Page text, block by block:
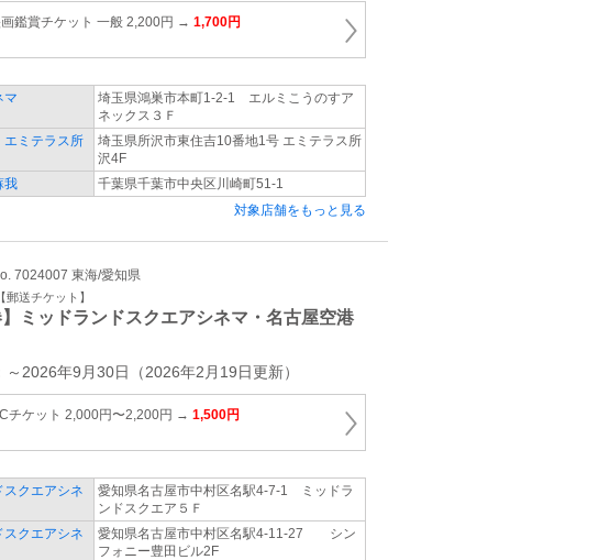
鑑賞チケット 一般 2,200円 → 1,700円
マ
埼玉県鴻巣市本町1‐2‐1 エルミこうのすア
ネックス３Ｆ
ミテラス所
埼玉県所沢市東住吉10番地1号 エミテラス所
沢4F
我
千葉県千葉市中央区川崎町51‐1
対象店舗をもっと見る
7024007 東海/愛知県
送チケット】
ミッドランドスクエアシネマ・名古屋空港
～2026年9月30日（2026年2月19日更新）
チケット 2,000円〜2,200円 → 1,500円
スクエアシネ
愛知県名古屋市中村区名駅4‐7‐1 ミッドラ
ンドスクエア５Ｆ
スクエアシネ
愛知県名古屋市中村区名駅4-11-27 シン
フォニー豊田ビル2F